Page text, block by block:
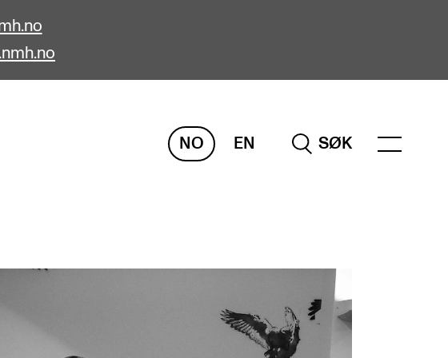
NO EN
SØK
NordART